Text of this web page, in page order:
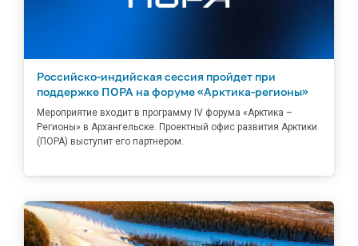
Российско-индийская сессия пройдет при
поддержке ПОРА на форуме «Арктика-регионы»
Мероприятие входит в программу IV форума «Арктика –
Регионы» в Архангельске. Проектный офис развития Арктики
(ПОРА) выступит его партнером.